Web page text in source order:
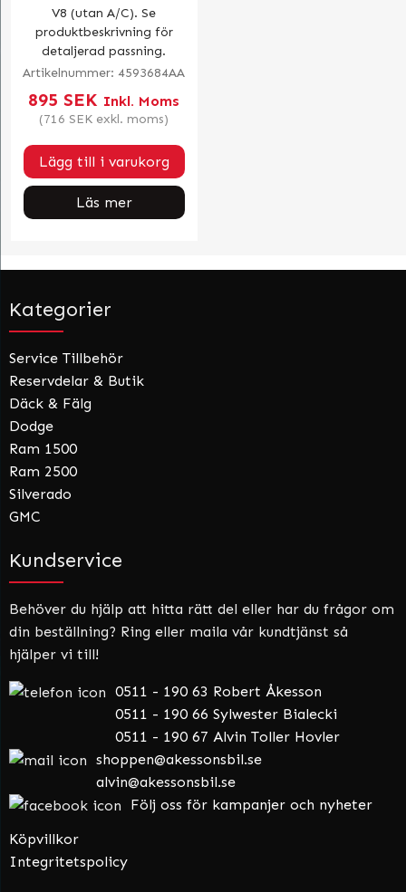
V8 (utan A/C). Se
produktbeskrivning för
detaljerad passning.
Artikelnummer:4593684AA
895 SEK Inkl. Moms
(716 SEK exkl. moms)
Lägg till i varukorg
Läs mer
Kategorier
Service Tillbehör
Reservdelar & Butik
Däck & Fälg
Dodge
Ram 1500
Ram 2500
Silverado
GMC
Kundservice
Behöver du hjälp att hitta rätt del eller har du frågor om
din beställning? Ring eller maila vår kundtjänst så
hjälper vi till!
0511 - 190 63 Robert Åkesson
0511 - 190 66 Sylwester Bialecki
0511 - 190 67 Alvin Toller Hovler
shoppen@akessonsbil.se
alvin@akessonsbil.se
Följ oss för kampanjer och nyheter
Köpvillkor
Integritetspolicy